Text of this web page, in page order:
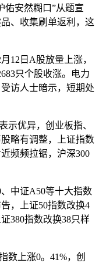
佑安然糊口”从题宣
、收集刷单返利，这
日A股放量上涨，
只个股收涨。电力
访人士暗示，短期处
优异，创业板指、
略有调整，上证指数
频频拉锯，沪深300
中证A50等十大指数
，上证50指数改换4
380指数改换38只样
上涨0。41%，创